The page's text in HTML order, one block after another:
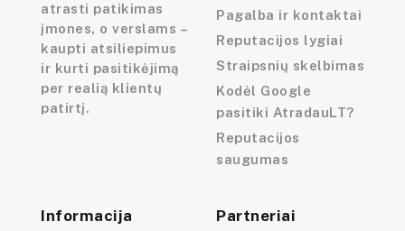
atrasti patikimas
įmones, o verslams –
kaupti atsiliepimus
ir kurti pasitikėjimą
per realią klientų
patirtį.
Pagalba ir kontaktai
Reputacijos lygiai
Straipsnių skelbimas
Kodėl Google
pasitiki AtradauLT?
Reputacijos
saugumas
Informacija Partneriai